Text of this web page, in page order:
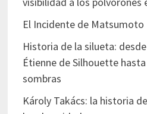
El Incidente de Matsumoto
Historia de la silueta:
Étienne de Silhouette
sombras
Károly Takács: la historia